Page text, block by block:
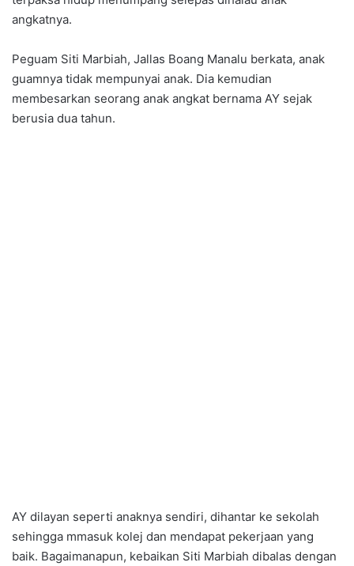
angkatnya.
Peguam Siti Marbiah, Jallas Boang Manalu berkata, anak
guamnya tidak mempunyai anak. Dia kemudian
membesarkan seorang anak angkat bernama AY sejak
berusia dua tahun.
AY dilayan seperti anaknya sendiri, dihantar ke sekolah
sehingga mmasuk kolej dan mendapat pekerjaan yang
baik. Bagaimanapun, kebaikan Siti Marbiah dibalas dengan